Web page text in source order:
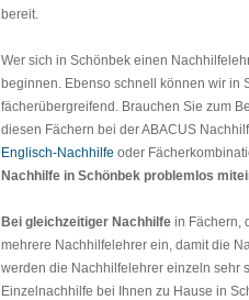
bereit.
Wer sich in Schönbek einen
beginnen. Ebenso schnell können wir in
fächerübergreifend. Brauchen Sie zum
diesen Fächern bei der ABACUS
Englisch-Nachhilfe oder
Nachhilfe in Schönbek problemlos
Bei gleichzeitiger Nachhilfe in Fächern,
mehrere Nachhilfelehrer ein, damit die
werden die Nachhilfelehrer einzeln sehr
Einzelnachhilfe bei Ihnen zu Hause in